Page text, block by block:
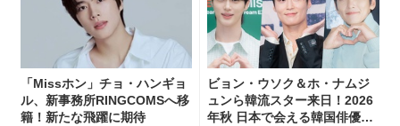
「Missホン」チョ・ハンギョ
ル、新事務所RINGCOMSへ移
籍！新たな飛躍に期待
ビョン・ウソク＆ホ・ナムジ
ュンら韓流スター来日！2026
年秋 日本で会える韓国俳優10